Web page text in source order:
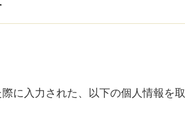
に入力された、以下の個人情報を取